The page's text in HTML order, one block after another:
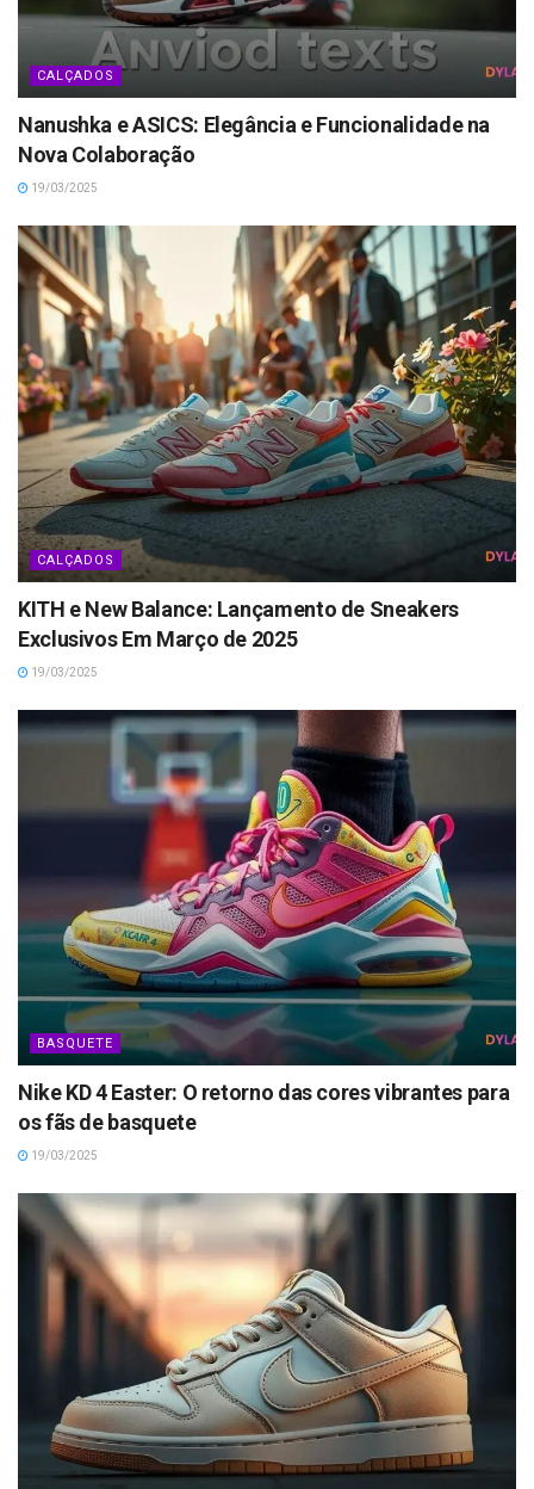
CALÇADOS
Nanushka e ASICS: Elegância e Funcionalidade na
Nova Colaboração
19/03/2025
CALÇADOS
KITH e New Balance: Lançamento de Sneakers
Exclusivos Em Março de 2025
19/03/2025
BASQUETE
Nike KD 4 Easter: O retorno das cores vibrantes para
os fãs de basquete
19/03/2025